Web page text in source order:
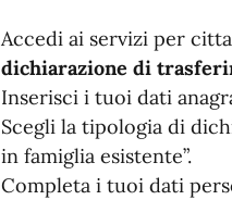
Accedi ai servizi per
dichiarazione di
Inserisci i tuoi dati
Scegli la tipologia di
in famiglia esistente”.
Completa i tuoi dati